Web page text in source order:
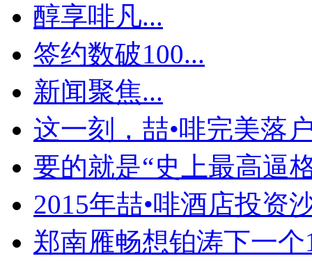
醇享啡凡...
签约数破100...
新闻聚焦...
这一刻，喆•啡完美落
要的就是“史上最高逼
2015年喆•啡酒店投资
郑南雁畅想铂涛下一个